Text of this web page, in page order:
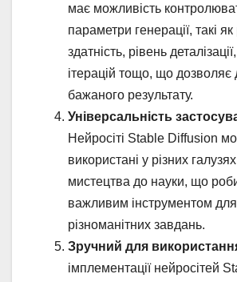
має можливість
параметри генерації, такі як
здатність, рівень деталізації,
ітерацій тощо, що дозволяє
бажаного результату.
Універсальність
Нейросіті Stable Diffusion
використані у різних
мистецтва до науки, що
важливим інструментом для
різноманітних завдань.
Зручний для
імплементації нейросітей